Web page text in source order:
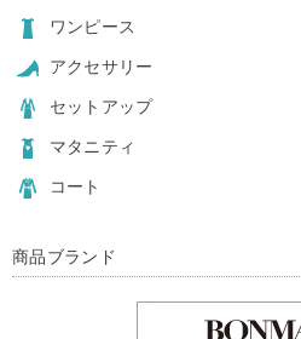
ワンピース
アクセサリー
セットアップ
マタニティ
コート
商品ブランド